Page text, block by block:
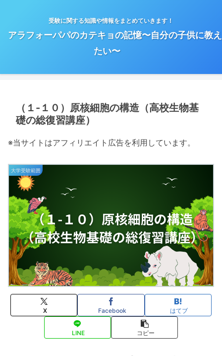
受験に関する知識や情報をまとめていきます！
アラフォーパパのカテキョの記憶〜自分の子供に教え
たい〜
（１-１０）原核細胞の構造（高校生物基
礎の総復習講座）
※当サイトはアフィリエイト広告を利用しています。
大学受験範囲
X Facebook はてブ
LINE コピー